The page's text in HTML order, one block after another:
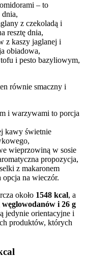
– to
dnia,
z czekoladą i
resztę dnia,
z kaszy jaglanej i
obiadowa,
i pesto bazyliowym,
równie smaczny i
i warzywami to porcja
kawy świetnie
wieprzowiną w sosie
propozycja,
z makaronem
opcja na wieczór.
około 1548 kcal, a
węglowodanów i 26 g
jedynie orientacyjne i
produktów, których